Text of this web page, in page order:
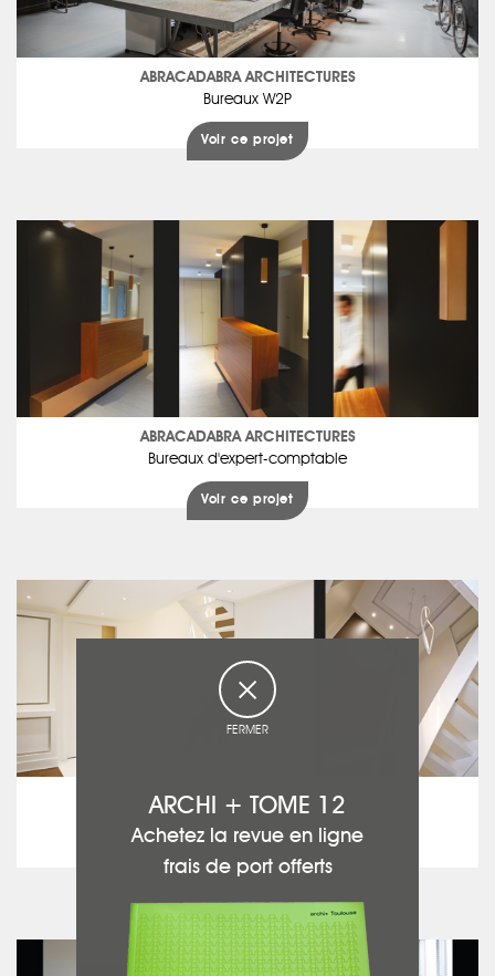
ABRACADABRA ARCHITECTURES
Bureaux W2P
Voir ce projet
ABRACADABRA ARCHITECTURES
Bureaux d'expert-comptable
Voir ce projet
AGENCE JÉRÔME SAYSSET
Jérôme SAYSSET
Bureaux Albi
Voir ce projet
FERMER
ARCHI + TOME 12
Achetez la revue en ligne
frais de port offerts